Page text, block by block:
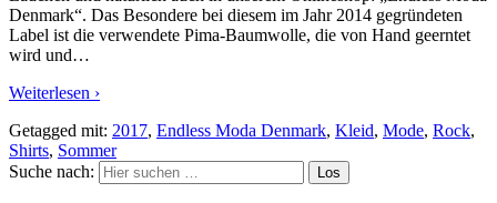
Denmark“. Das Besondere bei diesem im Jahr 2014 gegründeten
Label ist die verwendete Pima-Baumwolle, die von Hand geerntet
wird und…
Weiterlesen ›
Getagged mit: 2017, Endless Moda Denmark, Kleid, Mode, Rock,
Shirts, Sommer
Suche nach: